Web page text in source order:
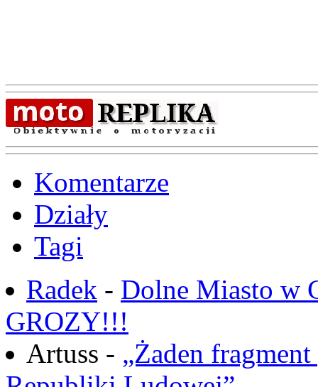
Komentarze
Działy
Tagi
Radek - Dolne Miasto w
GROZY!!!
Artuss - „Żaden